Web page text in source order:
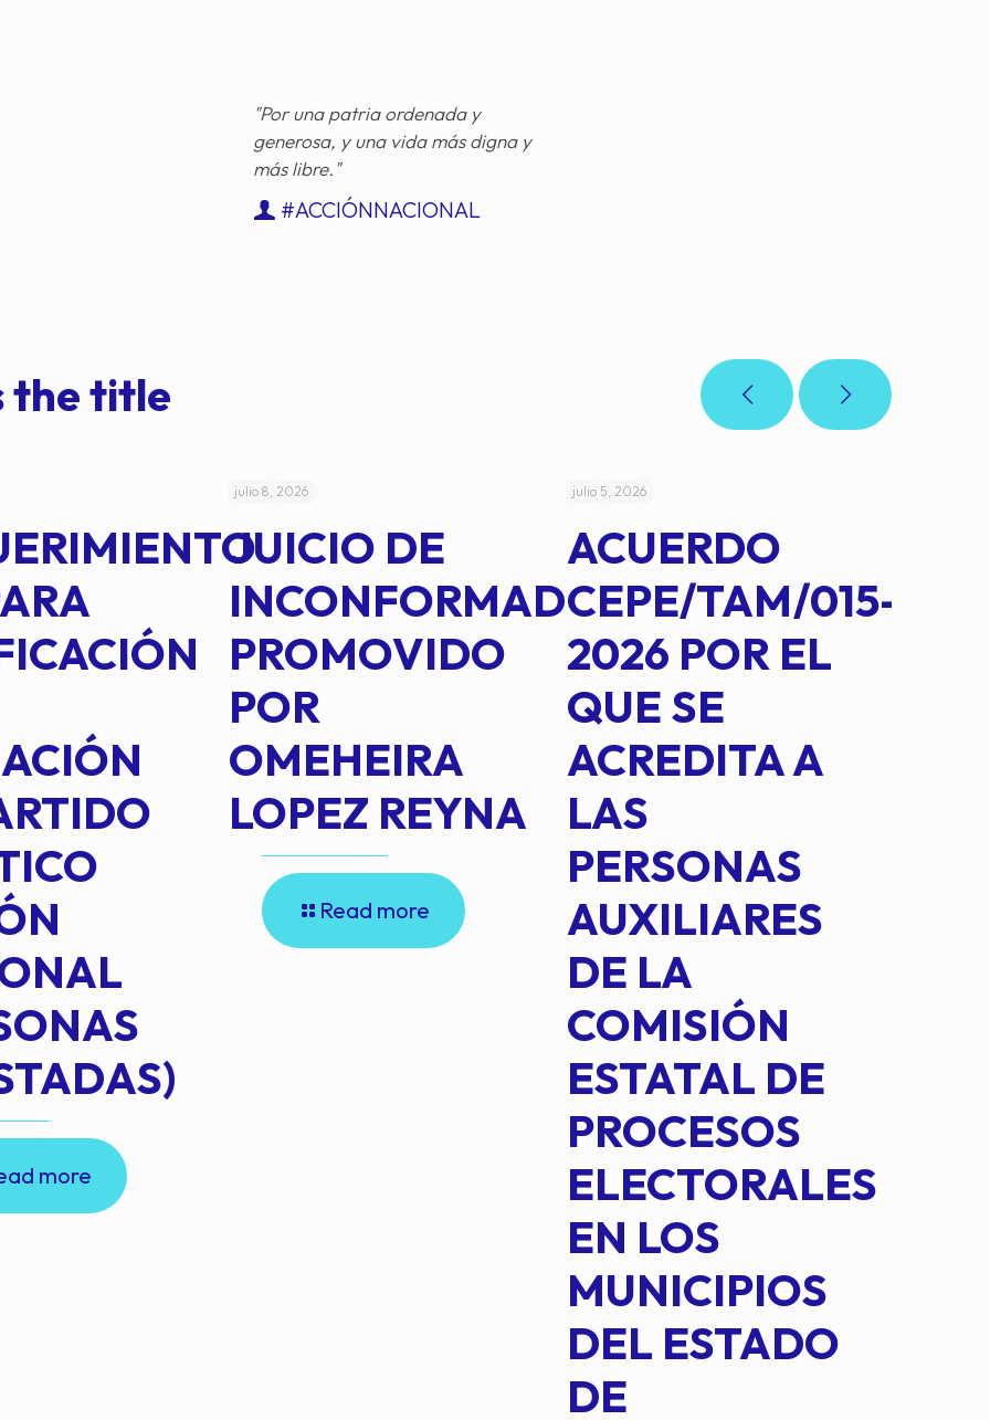
"Por una patria ordenada y
generosa, y una vida más digna y
más libre."
#ACCIÓNNACIONAL
the title
more
julio 8, 2026
JUICIO DE
INCONFORMAD
PROMOVIDO
POR
OMEHEIRA
LOPEZ REYNA
Read more
julio 5, 2026
ACUERDO
CEPE/TAM/015-
2026 POR EL
QUE SE
ACREDITA A
LAS
PERSONAS
AUXILIARES
DE LA
COMISIÓN
ESTATAL DE
PROCESOS
ELECTORALES
EN LOS
MUNICIPIOS
DEL ESTADO
DE